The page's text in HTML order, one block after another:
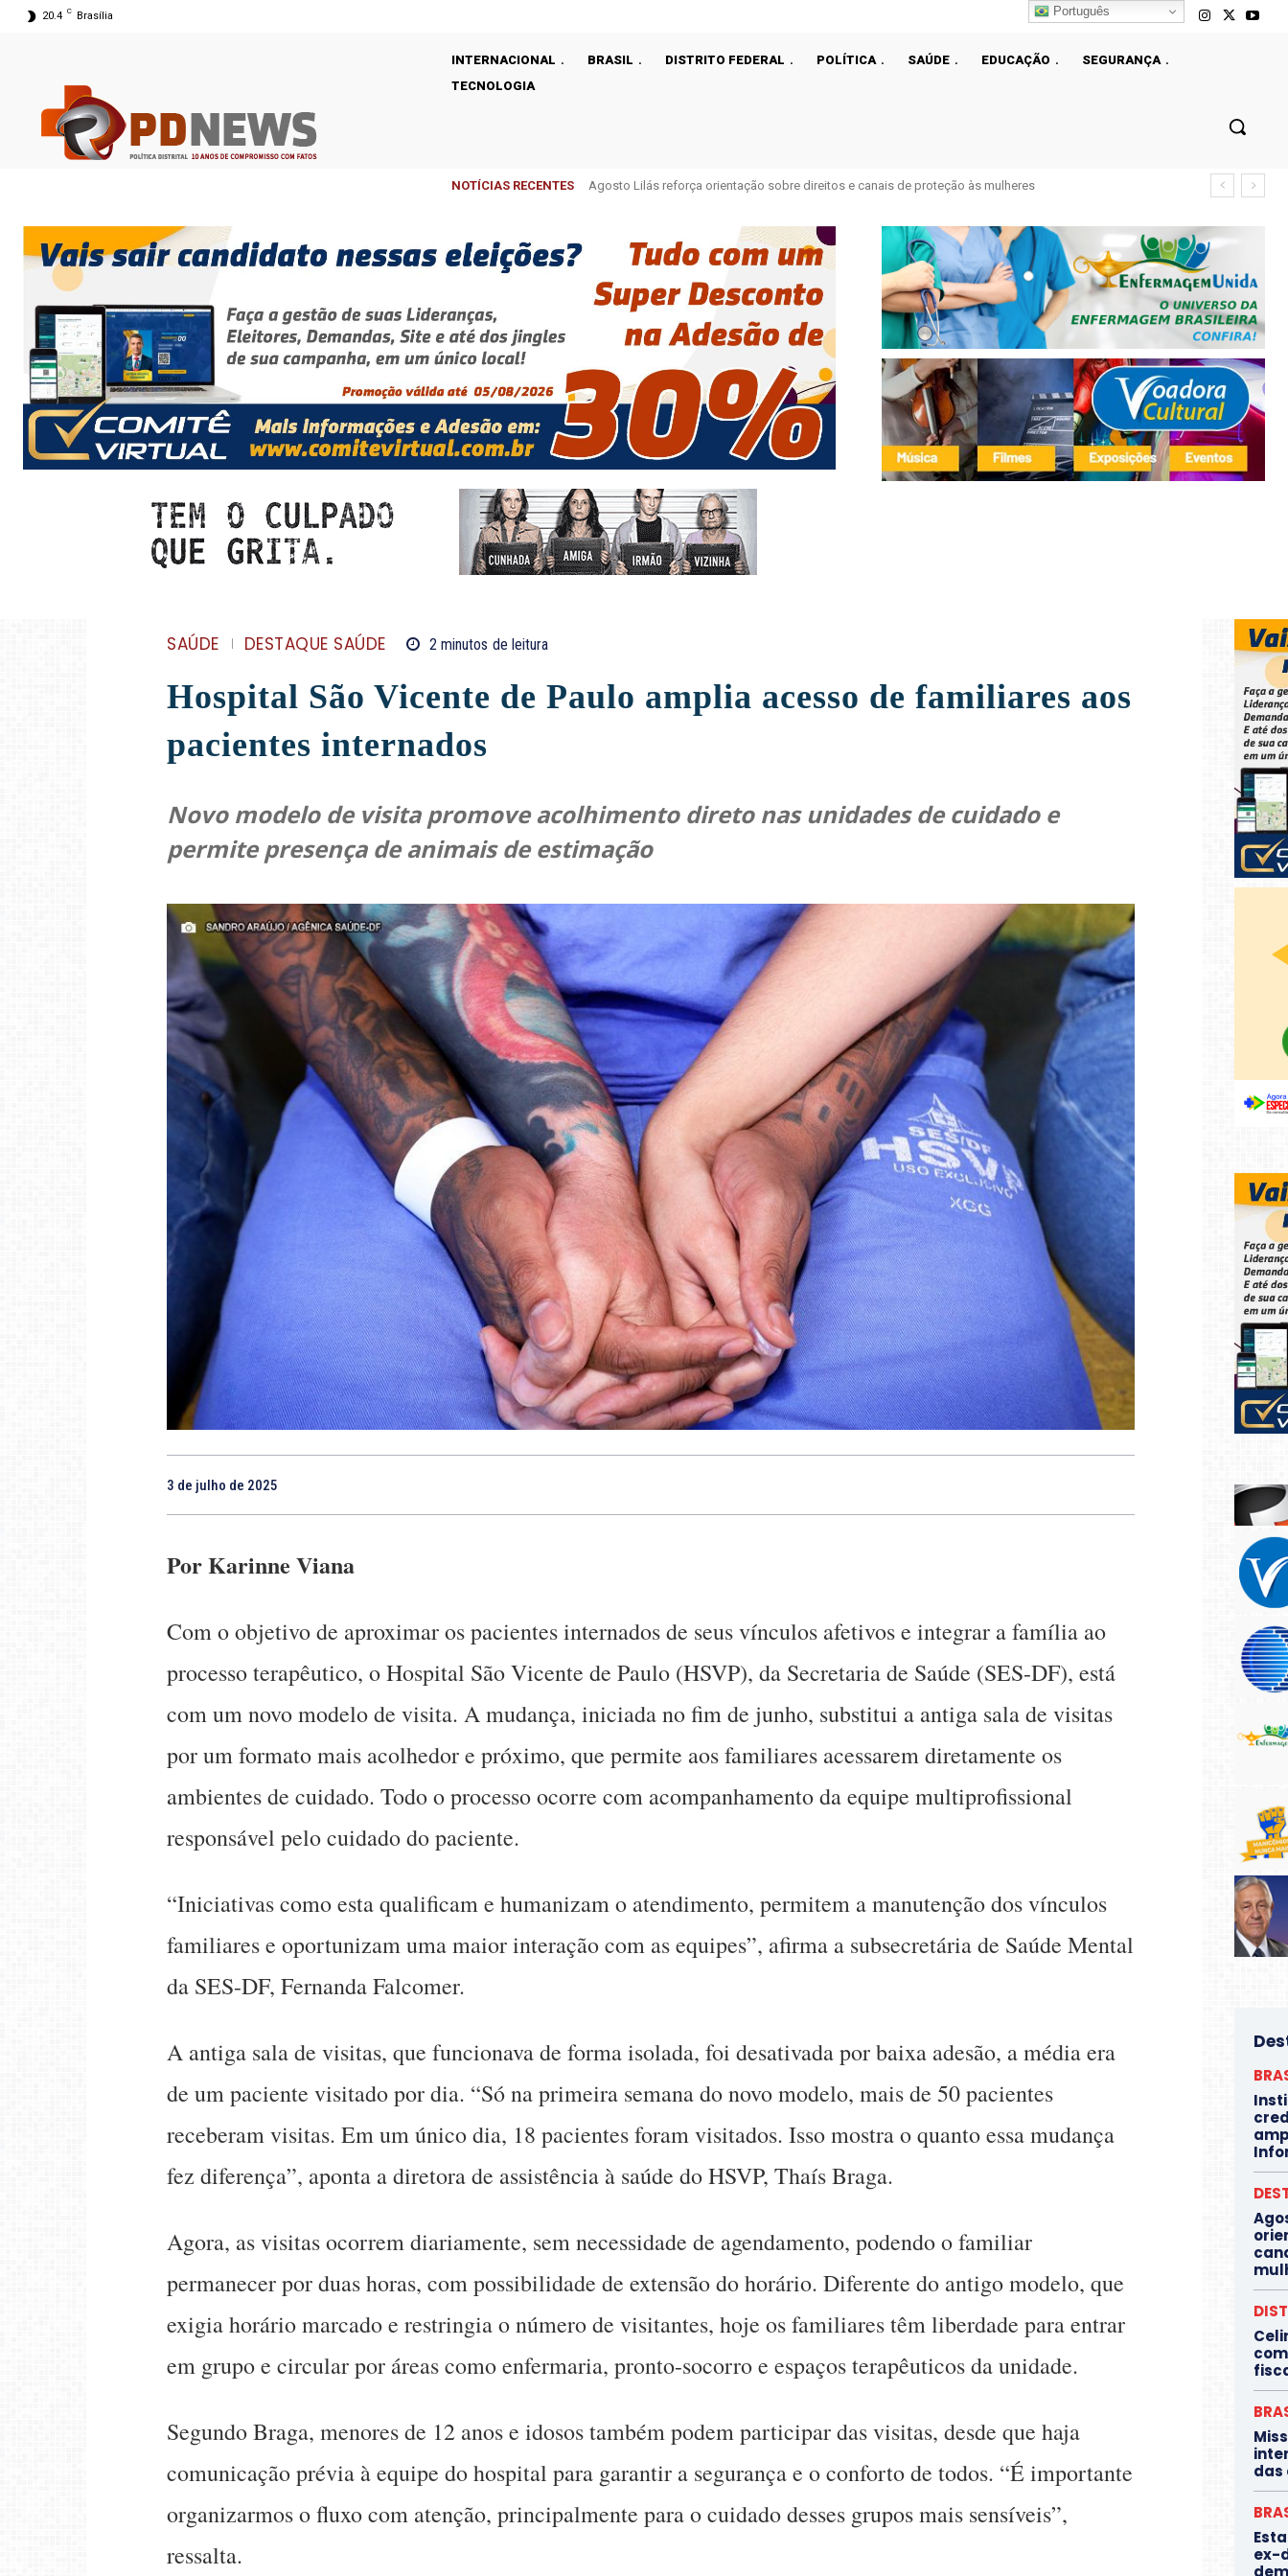
20.4 C Brasília
INTERNACIONAL BRASIL DISTRITO FEDERAL POLÍTICA SAÚDE EDUCAÇÃO
SEGURANÇA
TECNOLOGIA
NOTÍCIAS RECENTES Celina Leão e Jorge Vianna comemoram recuperaçao fiscal do DF
SAÚDE DESTAQUE SAÚDE 2 minutos de leitura
Hospital São Vicente de Paulo amplia acesso de familiares aos
pacientes internados
Novo modelo de visita promove acolhimento direto nas unidades de cuidado e
permite presença de animais de estimação
3 de julho de 2025
Por Karinne Viana
Com o objetivo de aproximar os pacientes internados de seus vínculos afetivos e integrar a família ao
processo terapêutico, o Hospital São Vicente de Paulo (HSVP), da Secretaria de Saúde (SES-DF), está
com um novo modelo de visita. A mudança, iniciada no fim de junho, substitui a antiga sala de visitas
por um formato mais acolhedor e próximo, que permite aos familiares acessarem diretamente os
ambientes de cuidado. Todo o processo ocorre com acompanhamento da equipe multiprofissional
responsável pelo cuidado do paciente.
“Iniciativas como esta qualificam e humanizam o atendimento, permitem a manutenção dos vínculos
familiares e oportunizam uma maior interação com as equipes”, afirma a subsecretária de Saúde Mental
da SES-DF, Fernanda Falcomer.
A antiga sala de visitas, que funcionava de forma isolada, foi desativada por baixa adesão, a média era
de um paciente visitado por dia. “Só na primeira semana do novo modelo, mais de 50 pacientes
receberam visitas. Em um único dia, 18 pacientes foram visitados. Isso mostra o quanto essa mudança
fez diferença”, aponta a diretora de assistência à saúde do HSVP, Thaís Braga.
Agora, as visitas ocorrem diariamente, sem necessidade de agendamento, podendo o familiar
permanecer por duas horas, com possibilidade de extensão do horário. Diferente do antigo modelo, que
exigia horário marcado e restringia o número de visitantes, hoje os familiares têm liberdade para entrar
em grupo e circular por áreas como enfermaria, pronto-socorro e espaços terapêuticos da unidade.
Segundo Braga, menores de 12 anos e idosos também podem participar das visitas, desde que haja
comunicação prévia à equipe do hospital para garantir a segurança e o conforto de todos. “É importante
organizarmos o fluxo com atenção, principalmente para o cuidado desses grupos mais sensíveis”,
ressalta.
das
ex-
Português